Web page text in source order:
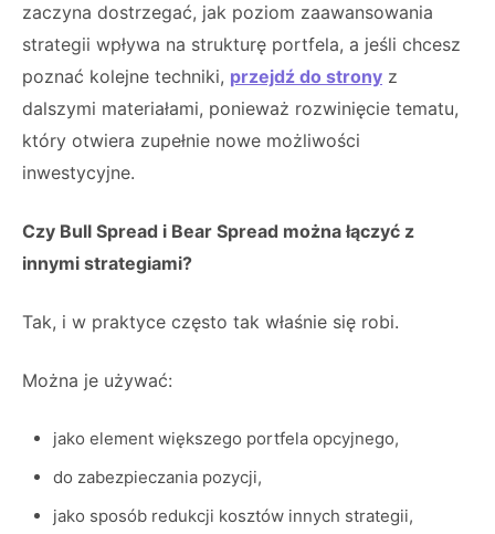
zaczyna dostrzegać, jak poziom zaawansowania
strategii wpływa na strukturę portfela, a jeśli chcesz
poznać kolejne techniki, przejdź do strony z
dalszymi materiałami, ponieważ rozwinięcie tematu,
który otwiera zupełnie nowe możliwości
inwestycyjne.
Czy Bull Spread i Bear Spread można łączyć z
innymi strategiami?
Tak, i w praktyce często tak właśnie się robi.
Można je używać:
jako element większego portfela opcyjnego,
do zabezpieczania pozycji,
jako sposób redukcji kosztów innych strategii,